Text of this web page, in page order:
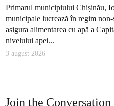
Primarul municipiului Chișinău,
municipale lucrează în regim
asigura alimentarea cu apă a
nivelului apei...
3 august 2026
Join the Conversation